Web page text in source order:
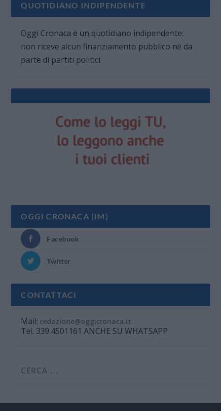
QUOTIDIANO INDIPENDENTE
Oggi Cronaca è un quotidiano indipendente:
non riceve alcun finanziamento pubblico nè da
parte di partiti politici.
OGGI CRONACA (IM)
Facebook
Twitter
CONTATTACI
Mail: redazione@oggicronaca.it
Tel. 339.4501161 ANCHE SU WHATSAPP